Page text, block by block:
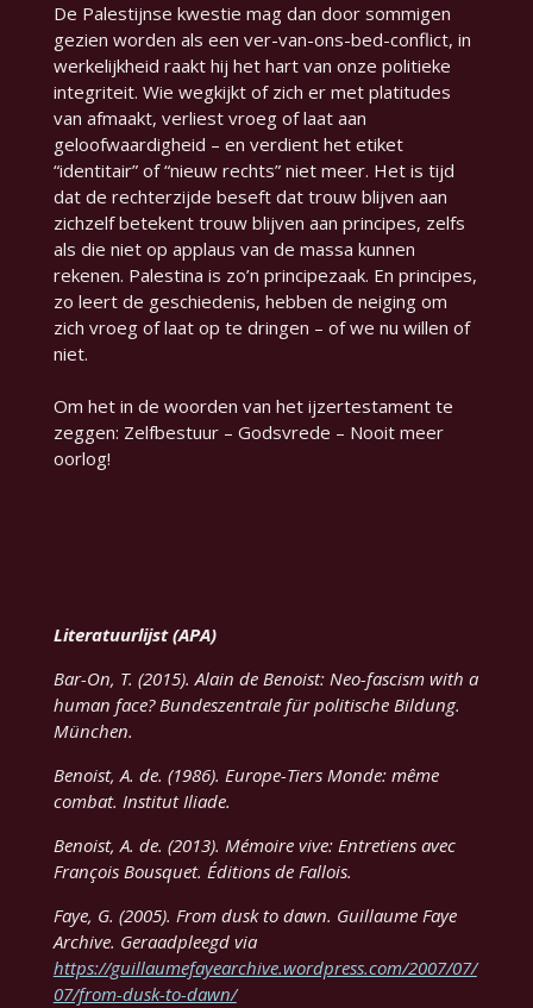
De Palestijnse kwestie mag dan door sommigen
gezien worden als een ver-van-ons-bed-conflict, in
werkelijkheid raakt hij het hart van onze politieke
integriteit. Wie wegkijkt of zich er met platitudes
van afmaakt, verliest vroeg of laat aan
geloofwaardigheid – en verdient het etiket
“identitair” of “nieuw rechts” niet meer. Het is tijd
dat de rechterzijde beseft dat trouw blijven aan
zichzelf betekent trouw blijven aan principes, zelfs
als die niet op applaus van de massa kunnen
rekenen. Palestina is zo’n principezaak. En principes,
zo leert de geschiedenis, hebben de neiging om
zich vroeg of laat op te dringen – of we nu willen of
niet.
Om het in de woorden van het ijzertestament te
zeggen: Zelfbestuur – Godsvrede – Nooit meer
oorlog!
Literatuurlijst (APA)
Bar-On, T. (2015). Alain de Benoist: Neo-fascism with a
human face? Bundeszentrale für politische Bildung.
München.
Benoist, A. de. (1986). Europe-Tiers Monde: même
combat. Institut Iliade.
Benoist, A. de. (2013). Mémoire vive: Entretiens avec
François Bousquet. Éditions de Fallois.
Faye, G. (2005). From dusk to dawn. Guillaume Faye
Archive. Geraadpleegd via
https://guillaumefayearchive.wordpress.com/2007/07/
07/from-dusk-to-dawn/